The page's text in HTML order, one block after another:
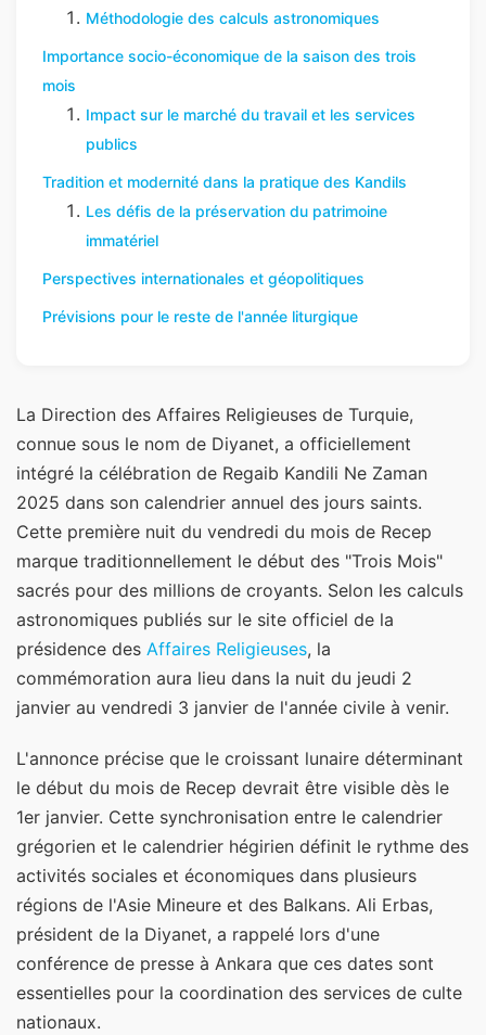
Méthodologie des calculs astronomiques
Importance socio-économique de la saison des trois
mois
Impact sur le marché du travail et les services
publics
Tradition et modernité dans la pratique des Kandils
Les défis de la préservation du patrimoine
immatériel
Perspectives internationales et géopolitiques
Prévisions pour le reste de l'année liturgique
La Direction des Affaires Religieuses de Turquie,
connue sous le nom de Diyanet, a officiellement
intégré la célébration de Regaib Kandili Ne Zaman
2025 dans son calendrier annuel des jours saints.
Cette première nuit du vendredi du mois de Recep
marque traditionnellement le début des "Trois Mois"
sacrés pour des millions de croyants. Selon les calculs
astronomiques publiés sur le site officiel de la
présidence des Affaires Religieuses, la
commémoration aura lieu dans la nuit du jeudi 2
janvier au vendredi 3 janvier de l'année civile à venir.
L'annonce précise que le croissant lunaire déterminant
le début du mois de Recep devrait être visible dès le
1er janvier. Cette synchronisation entre le calendrier
grégorien et le calendrier hégirien définit le rythme des
activités sociales et économiques dans plusieurs
régions de l'Asie Mineure et des Balkans. Ali Erbas,
président de la Diyanet, a rappelé lors d'une
conférence de presse à Ankara que ces dates sont
essentielles pour la coordination des services de culte
nationaux.